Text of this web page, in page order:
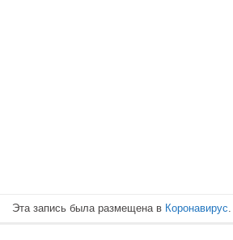
Эта запись была размещена в Коронавирус